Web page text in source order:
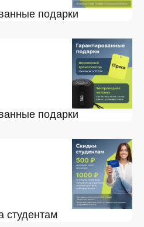
подарки
подарки
студентам